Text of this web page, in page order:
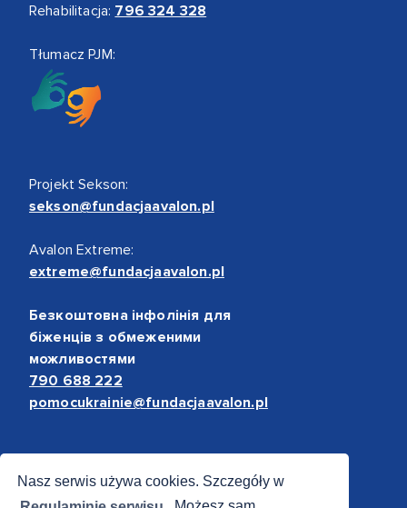
Nasz serwis używa cookies. Szczegóły w
Rehabilitacja: 796 324 328
Tłumacz PJM:
Projekt Sekson:
sekson@fundacjaavalon.pl
Avalon Extreme:
extreme@fundacjaavalon.pl
Безкоштовна інфолінія для
біженців з обмеженими
можливостями
790 688 222
pomocukrainie@fundacjaavalon.pl
Bezpieczne płatności